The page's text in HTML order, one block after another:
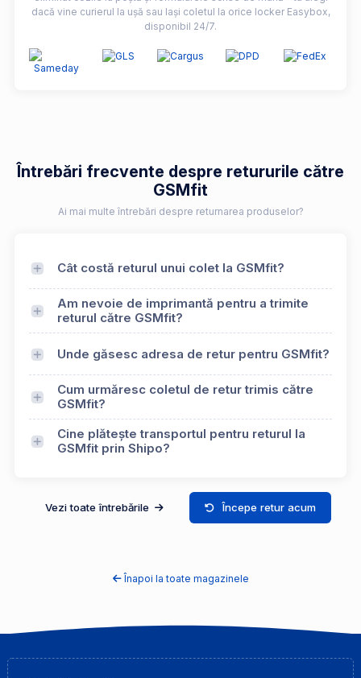
dacă vine curierul la ușă sau lași coletul la orice locker Easybox,
disponibil 24/7.
Întrebări frecvente despre retururile către
GSMfit
Ai mai multe întrebări despre returnarea produselor?
Cât costă returul unui colet la GSMfit?
Am nevoie de imprimantă pentru a trimite
returul către GSMfit?
Unde găsesc adresa de retur pentru GSMfit?
Cum urmăresc coletul de retur trimis către
GSMfit?
Cine plătește transportul pentru returul la
GSMfit prin Shipo?
Vezi toate întrebările Începe retur acum
Înapoi la toate magazinele